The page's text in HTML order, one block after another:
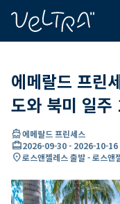
에메랄드 프린
도와 북미 일
directions_boat에메랄드 프린세스
card_travel2026-09-30- 2026-10-16
location_on로스앤젤레스 출발 - 로스앤